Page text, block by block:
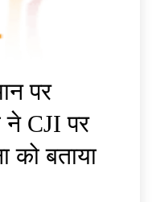
पर
ने CJI पर
बताया